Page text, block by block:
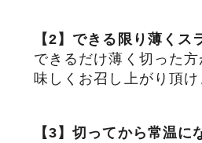
【2】 できる限り薄くス
できるだけ薄く切った
味しくお召し上がり頂け
【3】切ってから常温に